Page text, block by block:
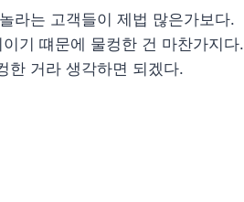
라는 고객들이 제법 많은가보다.
기 떄문에 물컹한 건 마찬가지다.
한 거라 생각하면 되겠다.